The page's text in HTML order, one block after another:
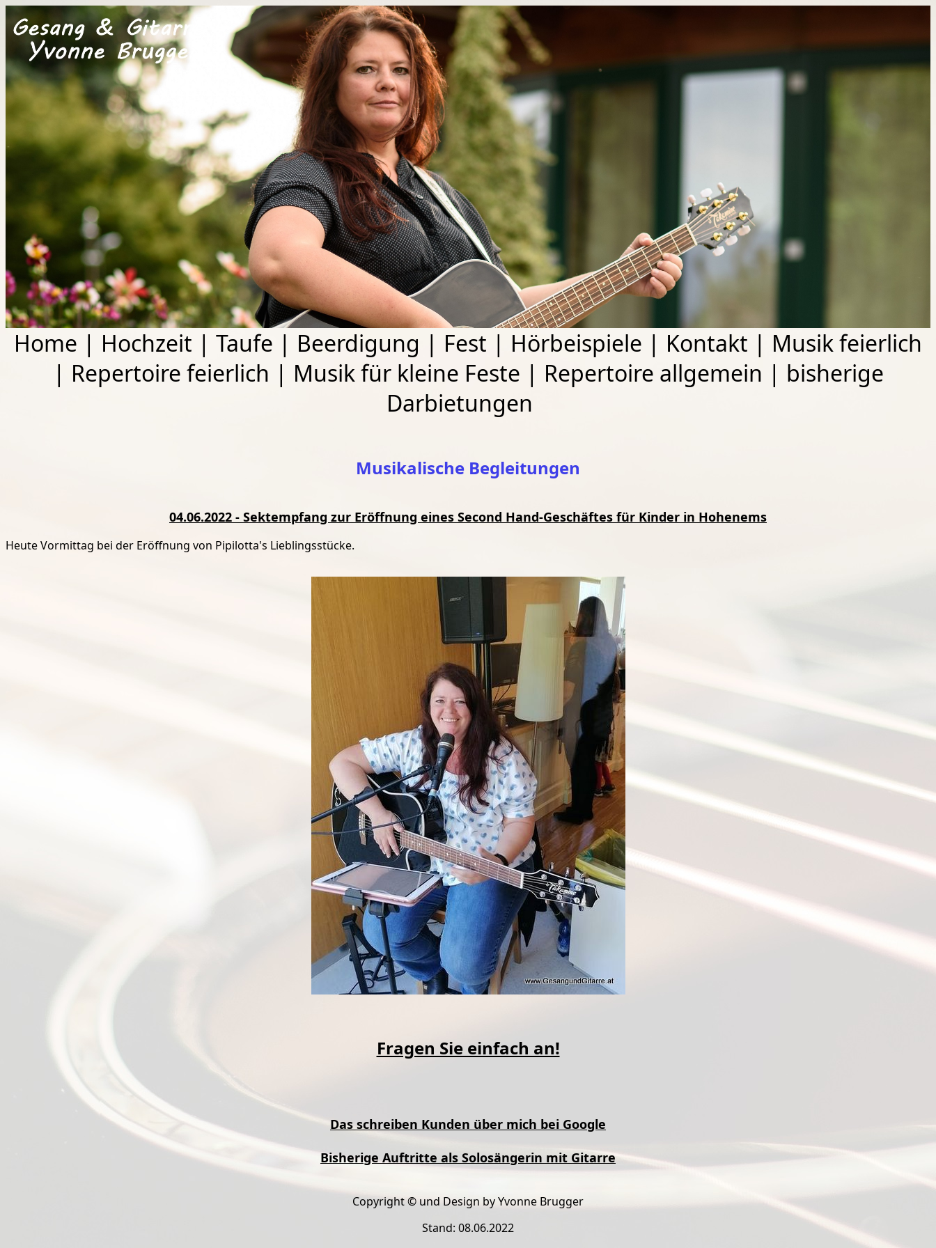
Home | Hochzeit | Taufe | Beerdigung | Fest | Hörbeispiele | Kontakt | Musik feierlich
| Repertoire feierlich | Musik für kleine Feste | Repertoire allgemein | bisherige
Darbietungen
Musikalische Begleitungen
04.06.2022 - Sektempfang zur Eröffnung eines Second Hand-Geschäftes für Kinder in Hohenems
Heute Vormittag bei der Eröffnung von Pipilotta's Lieblingsstücke.
Fragen Sie einfach an!
Das schreiben Kunden über mich bei Google
Bisherige Auftritte als Solosängerin mit Gitarre
Copyright © und Design by Yvonne Brugger
Stand: 08.06.2022